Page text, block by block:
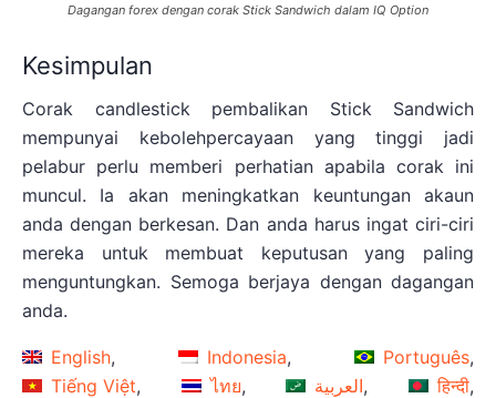
Dagangan forex dengan corak Stick Sandwich dalam IQ Option
Kesimpulan
Corak candlestick pembalikan Stick Sandwich
mempunyai kebolehpercayaan yang tinggi jadi
pelabur perlu memberi perhatian apabila corak ini
muncul. Ia akan meningkatkan keuntungan akaun
anda dengan berkesan. Dan anda harus ingat ciri-ciri
mereka untuk membuat keputusan yang paling
menguntungkan. Semoga berjaya dengan dagangan
anda.
English Indonesia
Português
Tiếng Việt
ไทย العربية
हिन्दी